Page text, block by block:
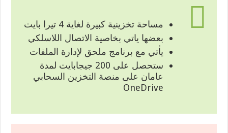
مساحة تخزينية كبيرة لغاية 4 تيرا بايت
بعضها ياتي بخاصية الاتصال اللاسلكي
يأتي مع برنامج ملحق لإدارة الملفات
ستحصل على 200 جيجابايت لمدة
عامان على منصة التخزين السحابي
OneDrive